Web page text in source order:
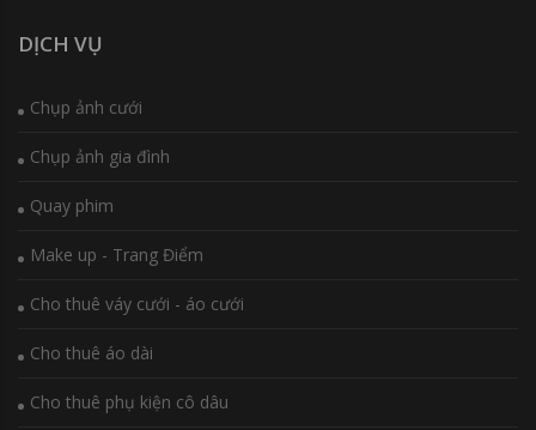
DỊCH VỤ
Chụp ảnh cưới
Chụp ảnh gia đình
Quay phim
Make up - Trang Điểm
Cho thuê váy cưới - áo cưới
Cho thuê áo dài
Cho thuê phụ kiện cô dâu